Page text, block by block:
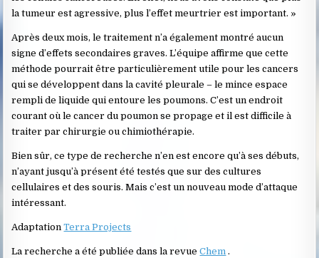
la tumeur est agressive, plus l’effet meurtrier est important. »
Après deux mois, le traitement n’a également montré aucun
signe d’effets secondaires graves. L’équipe affirme que cette
méthode pourrait être particulièrement utile pour les cancers
qui se développent dans la cavité pleurale – le mince espace
rempli de liquide qui entoure les poumons. C’est un endroit
courant où le cancer du poumon se propage et il est difficile à
traiter par chirurgie ou chimiothérapie.
Bien sûr, ce type de recherche n’en est encore qu’à ses débuts,
n’ayant jusqu’à présent été testés que sur des cultures
cellulaires et des souris. Mais c’est un nouveau mode d’attaque
intéressant.
AdaptationTerra Projects
La recherche a été publiée dans la revueChem .